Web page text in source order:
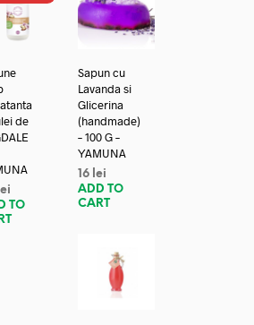
de
lei
TO
Sapun cu
Lavanda si
Glicerina
(handmade)
– 100 G –
YAMUNA
16 lei
ADD TO
CART